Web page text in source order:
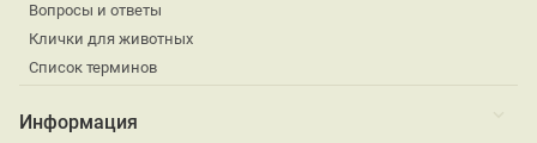
Вопросы и ответы
Клички для животных
Список терминов
Информация